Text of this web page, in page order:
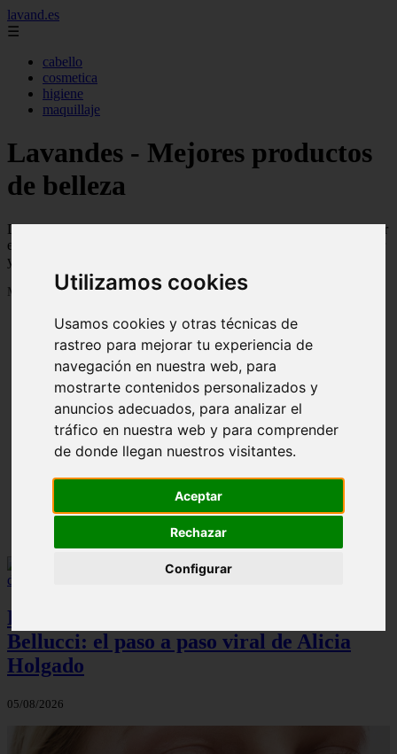
Utilizamos cookies
Usamos cookies y otras técnicas de
rastreo para mejorar tu experiencia de
navegación en nuestra web, para
mostrarte contenidos personalizados y
anuncios adecuados, para analizar el
tráfico en nuestra web y para comprender
de donde llegan nuestros visitantes.
Aceptar
Rechazar
Configurar
lavand.es
☰
cabello
cosmetica
higiene
maquillaje
Lavandes - Mejores productos
de belleza
Descubre todo lo que necesitas saber para mejorar tu belleza y llevar
el cuidado de la piel al siguiente nivel. Guías y artículos creados por
y para chicas.
Mostrando 1 - 24 de 315 artículos
¿Cuál es la mejor crema anticelulíticas? opiniones y
análisis
El maquillaje atemporal de Monica
Bellucci: el paso a paso viral de Alicia
Holgado
05/08/2026